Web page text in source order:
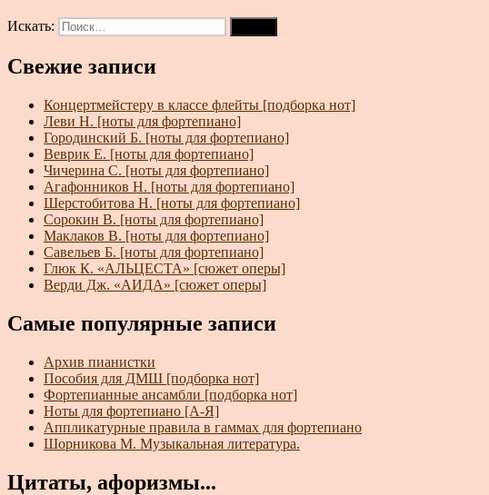
Искать:
Свежие записи
Концертмейстеру в классе флейты [подборка нот]
Леви Н. [ноты для фортепиано]
Городинский Б. [ноты для фортепиано]
Веврик Е. [ноты для фортепиано]
Чичерина С. [ноты для фортепиано]
Агафонников Н. [ноты для фортепиано]
Шерстобитова Н. [ноты для фортепиано]
Сорокин В. [ноты для фортепиано]
Маклаков В. [ноты для фортепиано]
Савельев Б. [ноты для фортепиано]
Глюк К. «АЛЬЦЕСТА» [сюжет оперы]
Верди Дж. «АИДА» [сюжет оперы]
Самые популярные записи
Архив пианистки
Пособия для ДМШ [подборка нот]
Фортепианные ансамбли [подборка нот]
Ноты для фортепиано [А-Я]
Аппликатурные правила в гаммах для фортепиано
Шорникова М. Музыкальная литература.
Цитаты, афоризмы...